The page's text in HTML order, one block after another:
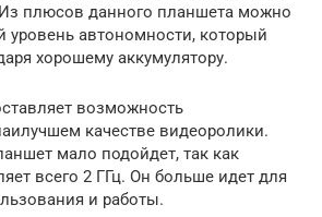
Из плюсов данного планшета можно
уровень автономности, который
хорошему аккумулятору.
возможность
качестве видеоролики.
мало подойдет, так как
всего 2 ГГц. Он больше идет для
и работы.